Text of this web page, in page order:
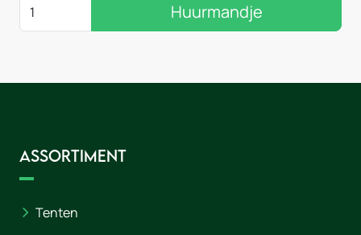
Huurmandje
Assortiment
Tenten